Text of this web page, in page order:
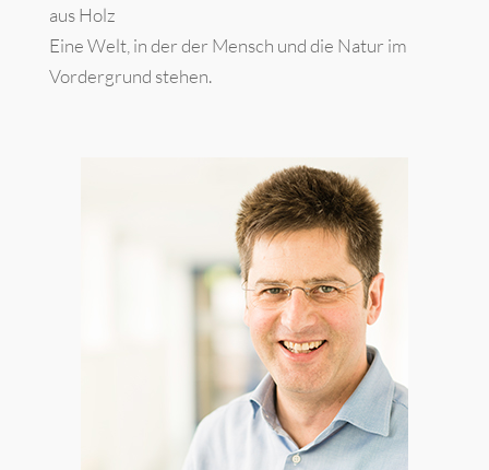
aus Holz
Eine Welt, in der der Mensch und die Natur im
Vordergrund stehen.